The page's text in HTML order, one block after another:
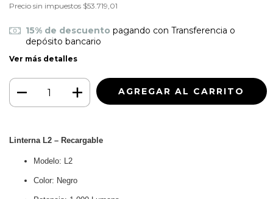
Precio sin impuestos $53.719,01
15% de descuento pagando con Transferencia o
depósito bancario
Ver más detalles
Linterna L2 – Recargable
Modelo: L2
Color: Negro